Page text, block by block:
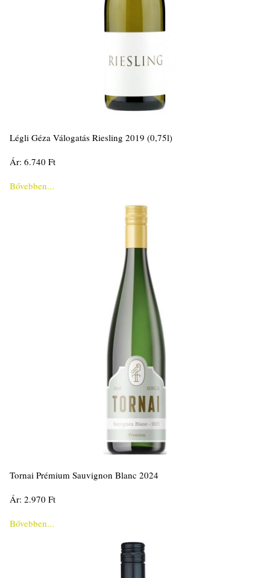
Légli Géza Válogatás Riesling 2019 (0,75l)
Ár: 6.740 Ft
Bővebben...
Tornai Prémium Sauvignon Blanc 2024
Ár: 2.970 Ft
Bővebben...